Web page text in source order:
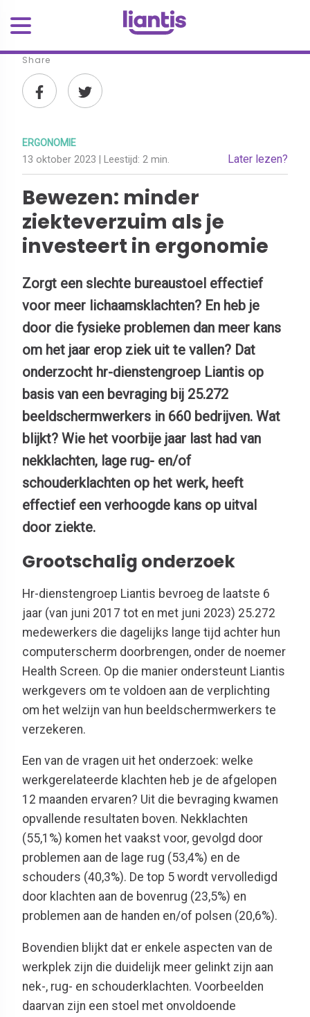
Share
ERGONOMIE
13 oktober 2023 | Leestijd: 2 min. Later lezen?
Bewezen: minder
ziekteverzuim als je
investeert in ergonomie
Zorgt een slechte bureaustoel effectief
voor meer lichaamsklachten? En heb je
door die fysieke problemen dan meer kans
om het jaar erop ziek uit te vallen? Dat
onderzocht hr-dienstengroep Liantis op
basis van een bevraging bij 25.272
beeldschermwerkers in 660 bedrijven. Wat
blijkt? Wie het voorbije jaar last had van
nekklachten, lage rug- en/of
schouderklachten op het werk, heeft
effectief een verhoogde kans op uitval
door ziekte.
Grootschalig onderzoek
Hr-dienstengroep Liantis bevroeg de laatste 6
jaar (van juni 2017 tot en met juni 2023) 25.272
medewerkers die dagelijks lange tijd achter hun
computerscherm doorbrengen, onder de noemer
Health Screen. Op die manier ondersteunt Liantis
werkgevers om te voldoen aan de verplichting
om het welzijn van hun beeldschermwerkers te
verzekeren.
Een van de vragen uit het onderzoek: welke
werkgerelateerde klachten heb je de afgelopen
12 maanden ervaren? Uit die bevraging kwamen
opvallende resultaten boven. Nekklachten
(55,1%) komen het vaakst voor, gevolgd door
problemen aan de lage rug (53,4%) en de
schouders (40,3%). De top 5 wordt vervolledigd
door klachten aan de bovenrug (23,5%) en
problemen aan de handen en/of polsen (20,6%).
Bovendien blijkt dat er enkele aspecten van de
werkplek zijn die duidelijk meer gelinkt zijn aan
nek-, rug- en schouderklachten. Voorbeelden
daarvan zijn een stoel met onvoldoende